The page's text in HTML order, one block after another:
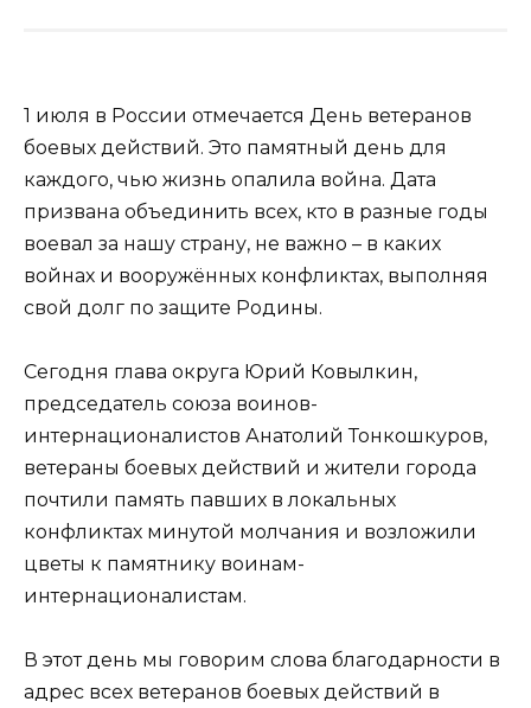
1 июля в России отмечается День ветеранов
боевых действий. Это памятный день для
каждого, чью жизнь опалила война. Дата
призвана объединить всех, кто в разные годы
воевал за нашу страну, не важно – в каких
войнах и вооружённых конфликтах, выполняя
свой долг по защите Родины.
Сегодня глава округа Юрий Ковылкин,
председатель союза воинов-
интернационалистов Анатолий Тонкошкуров,
ветераны боевых действий и жители города
почтили память павших в локальных
конфликтах минутой молчания и возложили
цветы к памятнику воинам-
интернационалистам.
В этот день мы говорим слова благодарности в
адрес всех ветеранов боевых действий в